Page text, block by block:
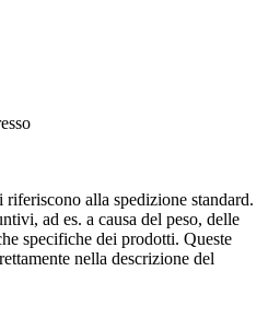
alla spedizione standard.
ad es. a causa del peso, delle
specifiche dei prodotti. Queste
nella descrizione del